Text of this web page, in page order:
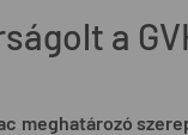
a
meghatározó